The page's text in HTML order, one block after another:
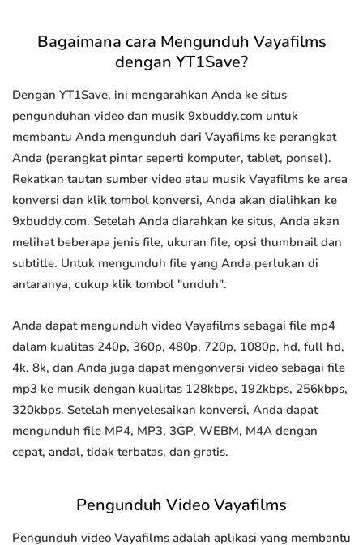
Bagaimana cara Mengunduh Vayafilms
dengan YT1Save?
Dengan YT1Save, ini mengarahkan Anda ke situs
pengunduhan video dan musik 9xbuddy.com untuk
membantu Anda mengunduh dari Vayafilms ke perangkat
Anda (perangkat pintar seperti komputer, tablet, ponsel).
Rekatkan tautan sumber video atau musik Vayafilms ke area
konversi dan klik tombol konversi, Anda akan dialihkan ke
9xbuddy.com. Setelah Anda diarahkan ke situs, Anda akan
melihat beberapa jenis file, ukuran file, opsi thumbnail dan
subtitle. Untuk mengunduh file yang Anda perlukan di
antaranya, cukup klik tombol "unduh".
Anda dapat mengunduh video Vayafilms sebagai file mp4
dalam kualitas 240p, 360p, 480p, 720p, 1080p, hd, full hd,
4k, 8k, dan Anda juga dapat mengonversi video sebagai file
mp3 ke musik dengan kualitas 128kbps, 192kbps, 256kbps,
320kbps. Setelah menyelesaikan konversi, Anda dapat
mengunduh file MP4, MP3, 3GP, WEBM, M4A dengan
cepat, andal, tidak terbatas, dan gratis.
Pengunduh Video Vayafilms
Pengunduh video Vayafilms adalah aplikasi yang membantu